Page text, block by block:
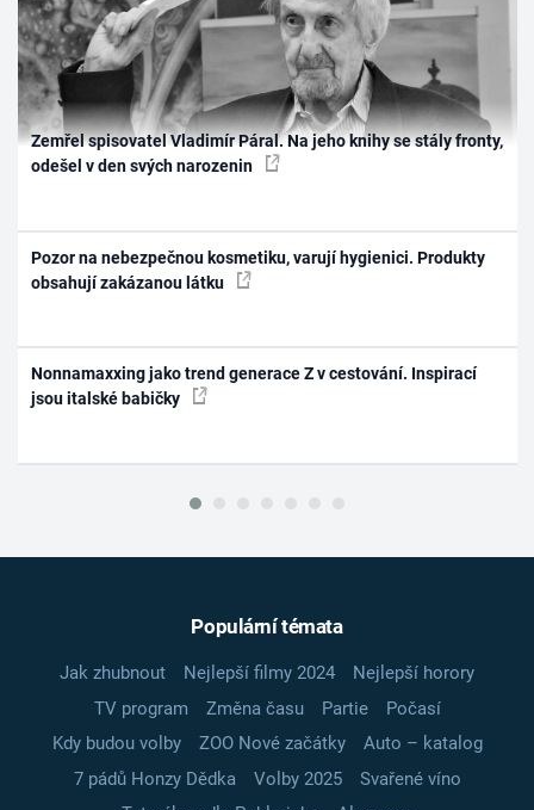
Zemřel spisovatel Vladimír Páral. Na jeho knihy se stály fronty,
odešel v den svých narozenin
Pozor na nebezpečnou kosmetiku, varují hygienici. Produkty
obsahují zakázanou látku
Nonnamaxxing jako trend generace Z v cestování. Inspirací
jsou italské babičky
Populární témata
Jak zhubnout Nejlepší filmy 2024
Nejlepší horory
TV program
Změna času Partie
Počasí
Kdy budou volby
ZOO Nové začátky
Auto – katalog
7 pádů Honzy Dědka
Volby 2025
Svařené víno